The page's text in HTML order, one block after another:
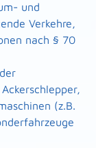
und
Verkehre,
nach § 70
(z.B.